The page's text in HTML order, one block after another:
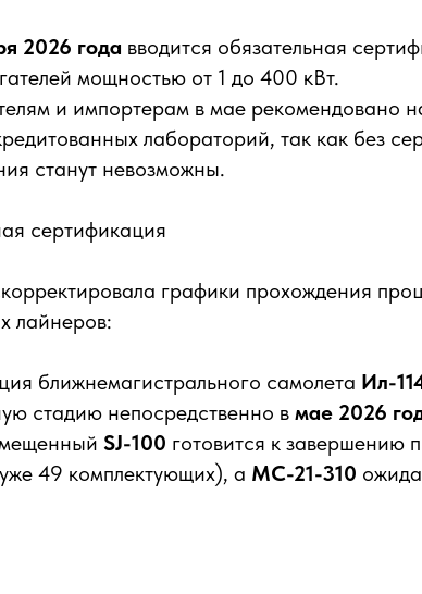
2026 года вводится обязательная
мощностью от 1 до 400 кВт.
и импортерам в мае рекомендовано
лабораторий, так как без
станут невозможны.
сертификация
графики прохождения
лайнеров:
ближнемагистрального самолета Ил-
стадию непосредственно в мае 2026
SJ-100 готовится к завершению
49 комплектующих), а МС-21-310